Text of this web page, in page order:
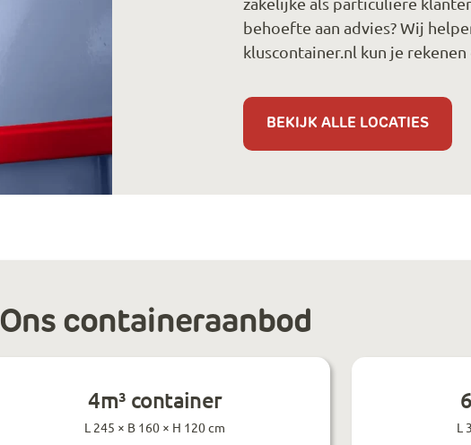
behoefte aan advies? Wij
kluscontainer.nl kun je
BEKIJK ALLE LOCATIES
Ons containeraanbod
4m³ container
L 245 × B 160 × H 120 cm L